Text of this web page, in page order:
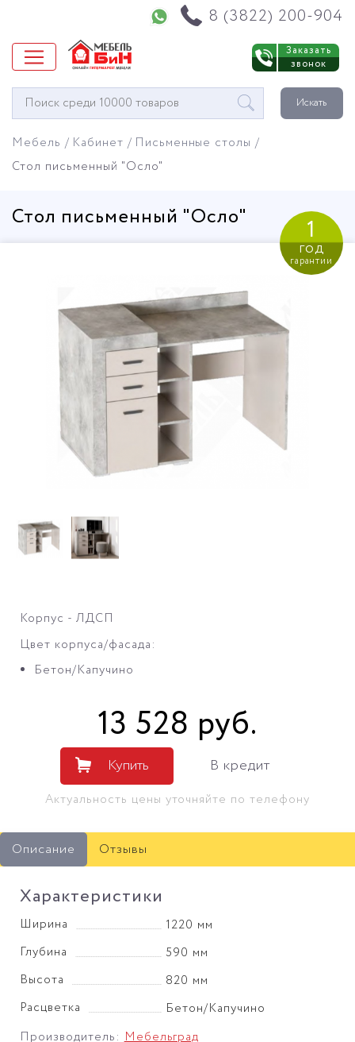
8 (3822) 200-904
Заказать
звонок
Окно
поиска
Искать
Мебель Кабинет
Письменные столы
Стол письменный "Осло"
Стол письменный "Осло" 1
год
гарантии
Корпус - ЛДСП
Цвет корпуса/фасада:
Бетон/Капучино
13 528 руб.
Купить В кредит
Актуальность цены уточняйте по телефону
Описание Отзывы
Характеристики
Ширина
1220 мм
Глубина
590 мм
Высота
820 мм
Расцветка
Бетон/Капучино
Производитель:Мебельград